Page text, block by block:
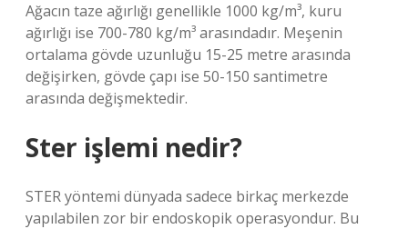
Ağacın taze ağırlığı genellikle 1000 kg/m³, kuru
ağırlığı ise 700-780 kg/m³ arasındadır. Meşenin
ortalama gövde uzunluğu 15-25 metre arasında
değişirken, gövde çapı ise 50-150 santimetre
arasında değişmektedir.
Ster işlemi nedir?
STER yöntemi dünyada sadece birkaç merkezde
yapılabilen zor bir endoskopik operasyondur. Bu